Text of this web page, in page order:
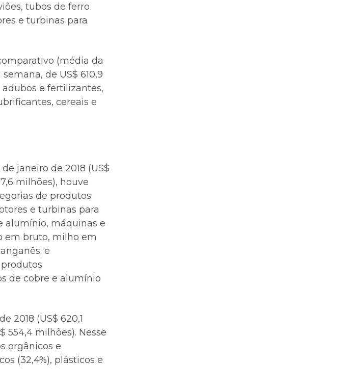
tubos de ferro
e turbinas para
(média da
de US$ 610,9
e fertilizantes,
cereais e
janeiro de 2018 (US$
milhões), houve
de produtos:
e turbinas para
alumínio, máquinas e
em bruto, milho em
e
de cobre e alumínio
2018 (US$ 620,1
554,4 milhões). Nesse
orgânicos e
(32,4%), plásticos e